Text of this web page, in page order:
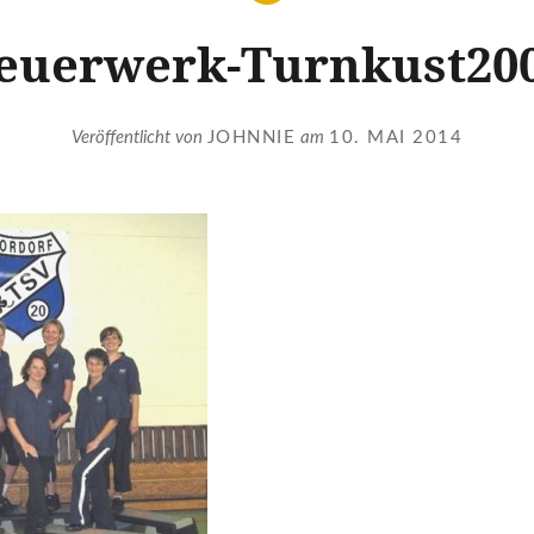
Veröffentlicht von JOHNNIE am 10. MAI 2014